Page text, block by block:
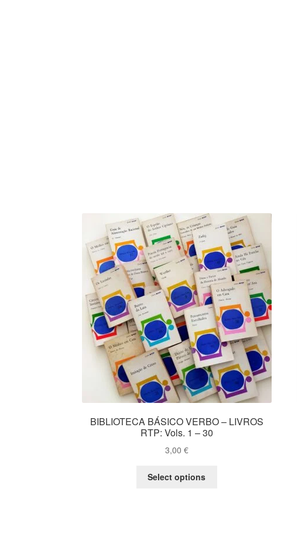
BIBLIOTECA BÁSICO VERBO – LIVROS
RTP: Vols. 1 – 30
3,00 €
Select options